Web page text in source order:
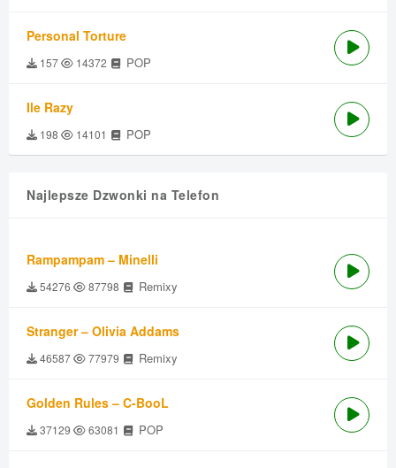
Personal Torture
157 14372 POP
Ile Razy
198 14101 POP
Najlepsze Dzwonki na Telefon
Rampampam – Minelli
54276 87798 Remixy
Stranger – Olivia Addams
46587 77979 Remixy
Golden Rules – C-BooL
37129 63081 POP